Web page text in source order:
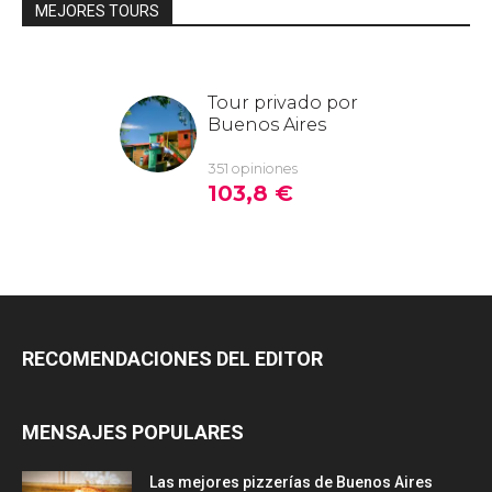
MEJORES TOURS
RECOMENDACIONES DEL EDITOR
MENSAJES POPULARES
Las mejores pizzerías de Buenos Aires